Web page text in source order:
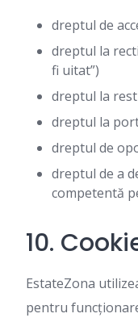
dreptul de
dreptul la
fi uitat”)
dreptul la
dreptul la
dreptul de
dreptul de a
competentă
10.
EstateZona
pentru